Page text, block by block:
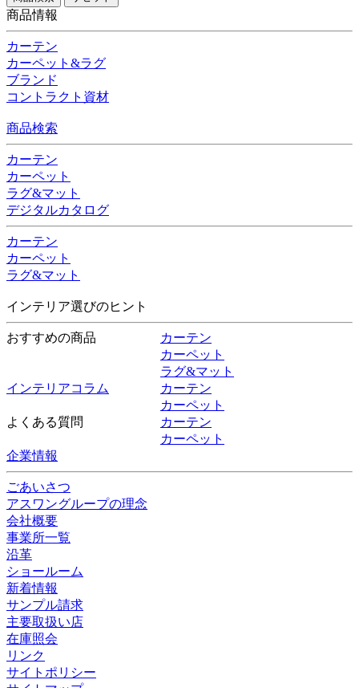
商品情報
カーテン
カーペット&ラグ
ブランド
コントラクト資材
商品検索
カーテン
カーペット
ラグ&マット
デジタルカタログ
カーテン
カーペット
ラグ&マット
インテリア選びのヒント
おすすめの商品
カーテン
カーペット
ラグ&マット
インテリアコラム
カーテン
カーペット
よくある質問
カーテン
カーペット
企業情報
ごあいさつ
アスワングループの理念
会社概要
事業所一覧
沿革
ショールーム
新着情報
サンプル請求
主要取扱い店
在庫照会
リンク
サイトポリシー